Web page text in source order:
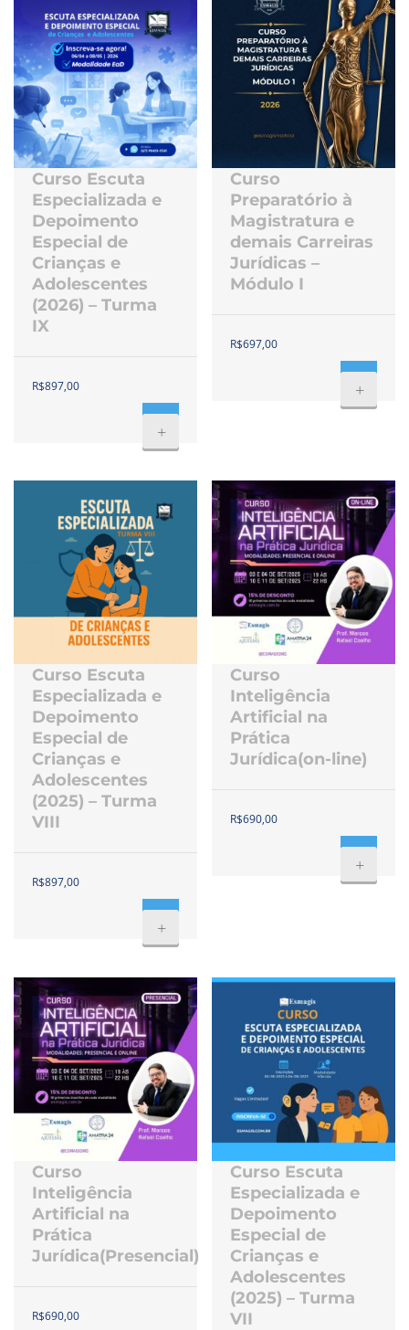
Curso Escuta
Especializada e
Depoimento
Especial de
Crianças e
Adolescentes
(2026) – Turma
IX
R$897,00
+
Curso
Preparatório à
Magistratura e
demais Carreiras
Jurídicas –
Módulo I
R$697,00
+
Curso Escuta
Especializada e
Depoimento
Especial de
Crianças e
Adolescentes
(2025) – Turma
VIII
R$897,00
+
Curso
Inteligência
Artificial na
Prática
Jurídica(on-line)
R$690,00
+
Curso
Inteligência
Artificial na
Prática
Jurídica(Presencial)
R$690,00
Curso Escuta
Especializada e
Depoimento
Especial de
Crianças e
Adolescentes
(2025) – Turma
VII